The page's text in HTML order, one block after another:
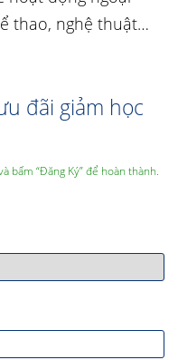
thao, nghệ thuật…
đãi giảm học
bấm “Đăng Ký” để hoàn thành.